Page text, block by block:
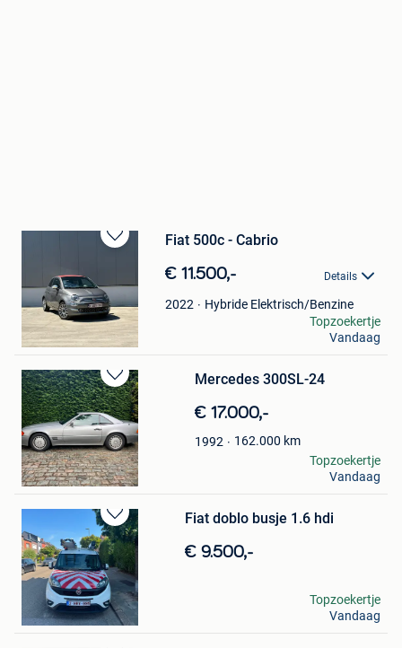
Bewaren
Mijn
Favorieten
Fiat 500c - Cabrio
€ 11.500,- Details
2022
Hybride Elektrisch/Benzine
Allysia Thoelen
Grobbendonk
Topzoekertje
Vandaag
Bewaren
in
Mijn
Favorieten
Mercedes 300SL-24
€ 17.000,-
1992 162.000 km
Paul
Brasschaat
Topzoekertje
Vandaag
Bewaren
in
Mijn
Favorieten
Fiat doblo busje 1.6 hdi
€ 9.500,-
Hicham Soussie
Antwerpen
Topzoekertje
Vandaag